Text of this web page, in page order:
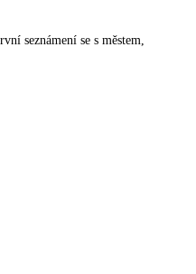
seznámení se s městem,